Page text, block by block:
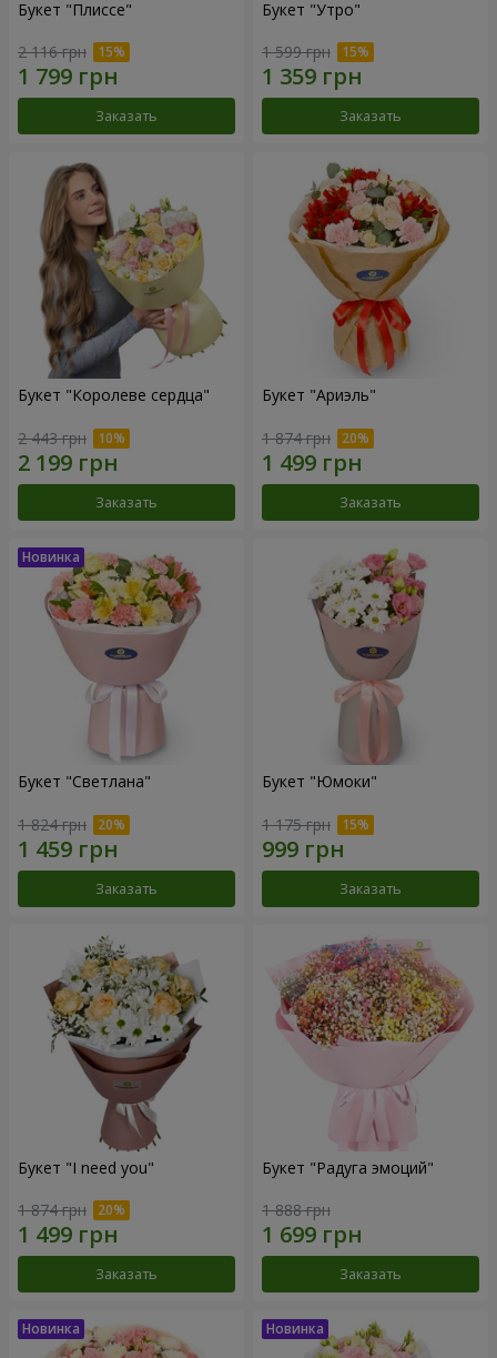
Букет "Плиссе"
2 116 грн
Заказать
Букет "Утро"
1 599 грн
Заказать
Букет "Королеве сердца"
2 443 грн
Заказать
Букет "Ариэль"
1 874 грн
Заказать
Букет "Светлана"
1 824 грн
Заказать
Букет "Юмоки"
1 175 грн
Заказать
Букет "I need you"
1 874 грн
Заказать
Букет "Радуга эмоций"
1 888 грн
Заказать